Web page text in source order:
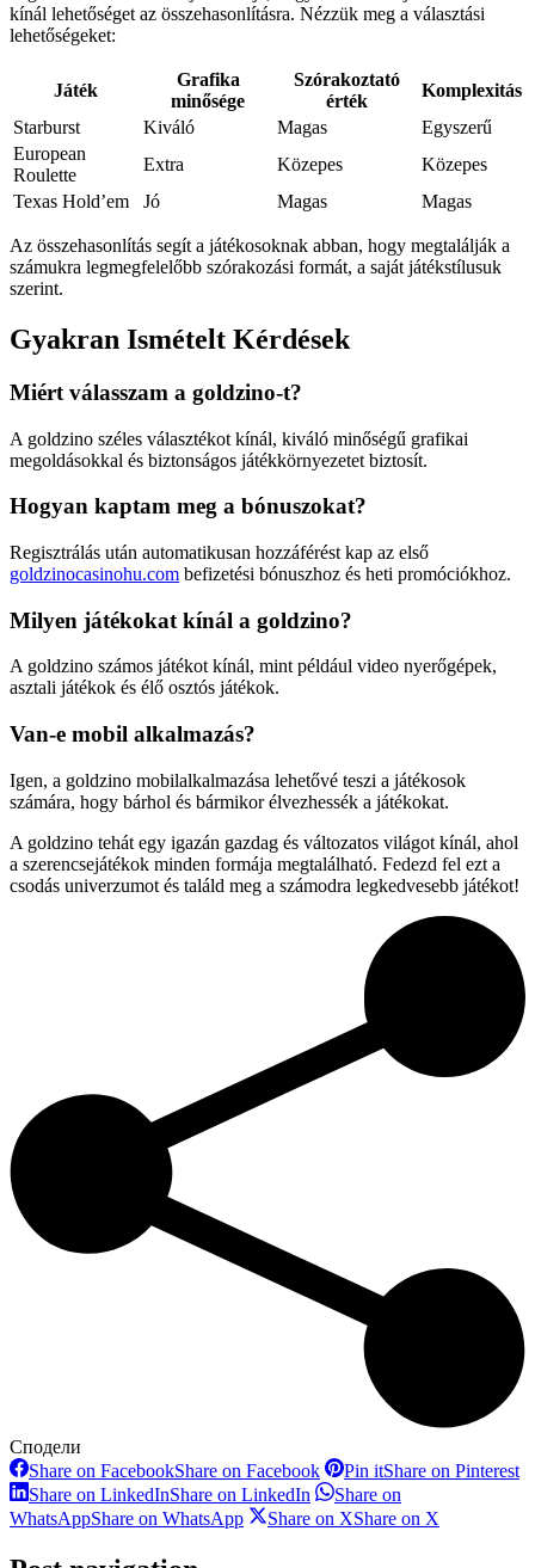
kínál lehetőséget az összehasonlításra. Nézzük meg a választási
lehetőségeket:
Játék
Grafika
minősége
Szórakoztató
érték
Komplexitás
Starburst
Kiváló Magas
Egyszerű
European
Roulette
Extra Közepes
Közepes
Texas Hold’em
Jó Magas Magas
Az összehasonlítás segít a játékosoknak abban, hogy megtalálják a
számukra legmegfelelőbb szórakozási formát, a saját játékstílusuk
szerint.
Gyakran Ismételt Kérdések
Miért válasszam a goldzino-t?
A goldzino széles választékot kínál, kiváló minőségű grafikai
megoldásokkal és biztonságos játékkörnyezetet biztosít.
Hogyan kaptam meg a bónuszokat?
Regisztrálás után automatikusan hozzáférést kap az első
goldzinocasinohu.com befizetési bónuszhoz és heti promóciókhoz.
Milyen játékokat kínál a goldzino?
A goldzino számos játékot kínál, mint például video nyerőgépek,
asztali játékok és élő osztós játékok.
Van-e mobil alkalmazás?
Igen, a goldzino mobilalkalmazása lehetővé teszi a játékosok
számára, hogy bárhol és bármikor élvezhessék a játékokat.
A goldzino tehát egy igazán gazdag és változatos világot kínál, ahol
a szerencsejátékok minden formája megtalálható. Fedezd fel ezt a
csodás univerzumot és találd meg a számodra legkedvesebb játékot!
Сподели
Share on FacebookShare on Facebook Pin itShare on Pinterest
Share on LinkedInShare on LinkedIn
Share on
WhatsAppShare on WhatsApp Share on XShare on X